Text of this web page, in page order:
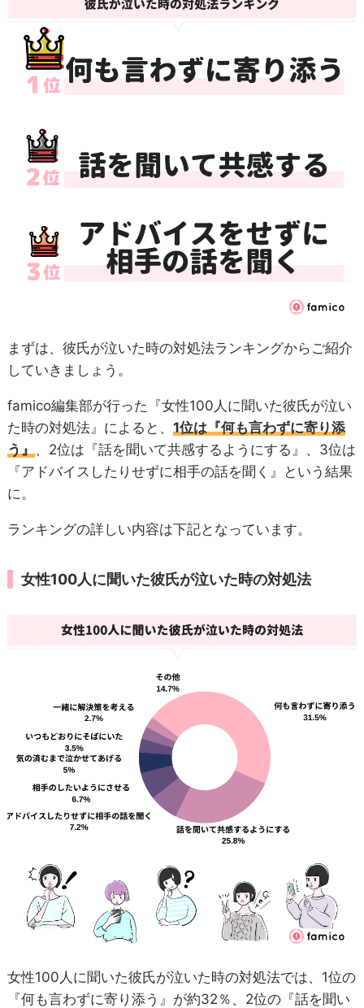
まずは、彼氏が泣いた時の対処法ランキングからご紹介
していきましょう。
famico編集部が行った『女性100人に聞いた彼氏が泣い
た時の対処法』によると、 1位は『何も言わずに寄り添
う』 、2位は『話を聞いて共感するようにする』、3位は
『アドバイスしたりせずに相手の話を聞く』という結果
に。
ランキングの詳しい内容は下記となっています。
女性100人に聞いた彼氏が泣いた時の対処法
女性100人に聞いた彼氏が泣いた時の対処法では、1位の
『何も言わずに寄り添う』が約32％、2位の『話を聞い